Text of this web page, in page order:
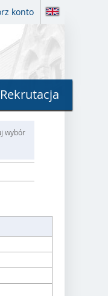
konto
Rekrutacja
wybór